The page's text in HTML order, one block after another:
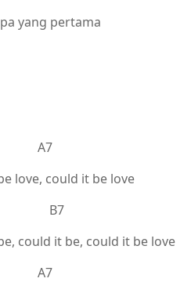
yang pertama
A7
love, could it be love
B7
could it be, could it be love
A7